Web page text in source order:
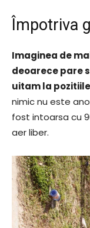
Împotriva
Imaginea de
deoarece pare
uitam la
nimic nu este
fost intoarsa cu
aer liber.